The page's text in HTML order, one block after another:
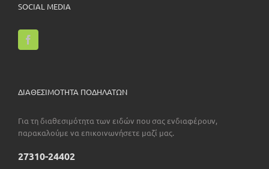
SOCIAL MEDIA
ΔΙΑΘΕΣΙΜΟΤΗΤΑ ΠΟΔΗΛΑΤΩΝ
Για τη διαθεσιμότητα των ειδών που σας ενδιαφέρουν,
παρακαλούμε να επικοινωνήσετε μαζί μας.
27310-24402